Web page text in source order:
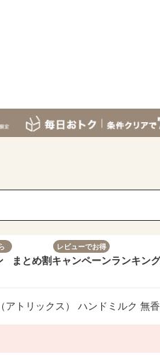
まとめ割
レビューでお得
キャンペーンランキング
アトリックス） ハンドミルク 無